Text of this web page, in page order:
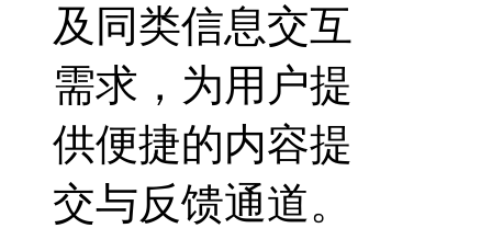
及同类信息交互
需求，为用户提
供便捷的内容提
交与反馈通道。